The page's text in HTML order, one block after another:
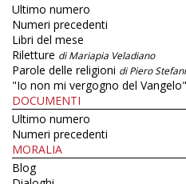
Ultimo numero
Numeri precedenti
Libri del mese
Riletture di Mariapia Veladiano
Parole delle religioni di Piero Stefani
"Io non mi vergogno del Vangelo"
DOCUMENTI
Ultimo numero
Numeri precedenti
MORALIA
Blog